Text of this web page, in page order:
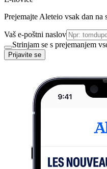
Prejemajte Aleteio vsak dan na
Vaš e-poštni naslov
Strinjam se s prejemanjem
Prijavite se